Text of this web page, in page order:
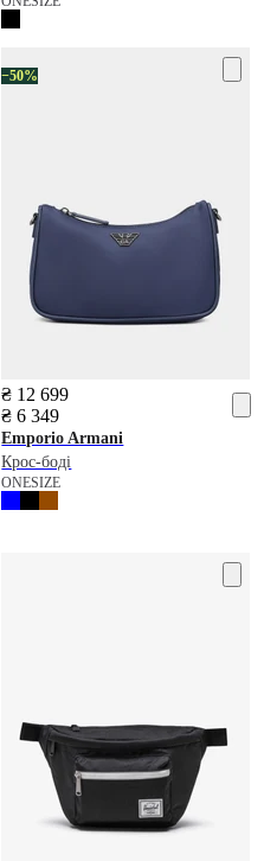
−50%
₴ 12 699
₴ 6 349
Emporio Armani
Крос-боді
ONESIZE